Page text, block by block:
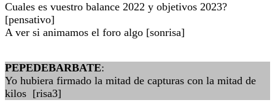
Cuales es vuestro balance 2022 y objetivos 2023?
[pensativo]
A ver si animamos el foro algo [sonrisa]
PEPEDEBARBATE:
Yo hubiera firmado la mitad de capturas con la mitad de
kilos [risa3]